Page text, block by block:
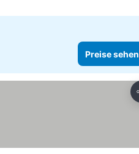
Preise sehen